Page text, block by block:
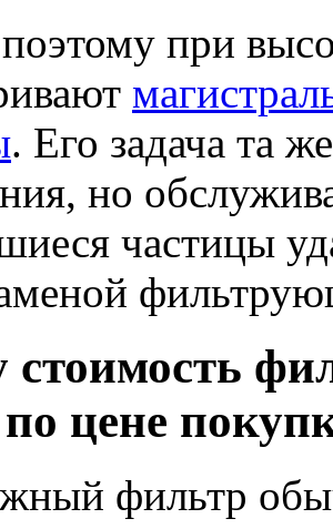
при
. Его задача та
но
частицы
цене
фильтр